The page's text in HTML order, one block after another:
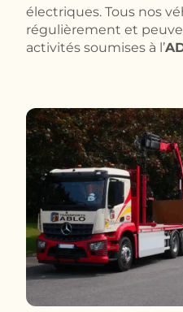
électriques. Tous nos
régulièrement et
activités soumises à l’